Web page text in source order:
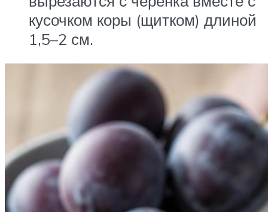
кусочком коры (щитком) длиной
1,5–2 см.